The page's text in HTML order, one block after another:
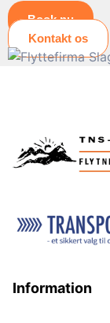
Book nu
Kontakt os
Information